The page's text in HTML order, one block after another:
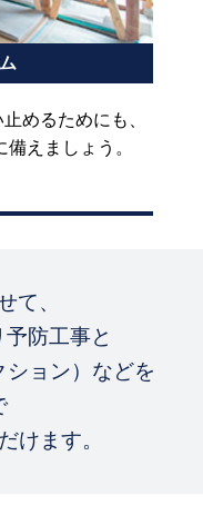
めるためにも、
えましょう。